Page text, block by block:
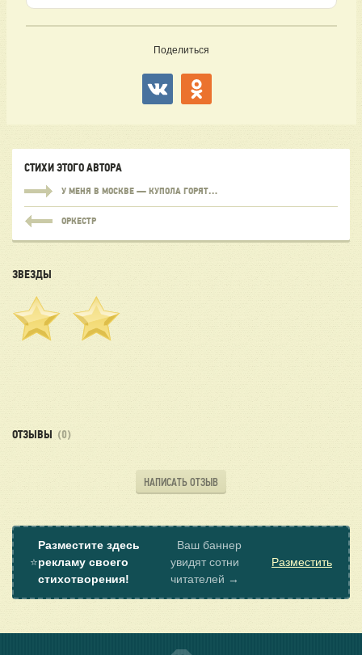
Поделиться
СТИХИ ЭТОГО АВТОРА
У МЕНЯ В МОСКВЕ — КУПОЛА ГОРЯТ…
ОРКЕСТР
ЗВЕЗДЫ
ОТЗЫВЫ (0)
НАПИСАТЬ ОТЗЫВ
⭐
Разместите здесь
рекламу своего
стихотворения!
Ваш баннер
увидят сотни
читателей →
Разместить